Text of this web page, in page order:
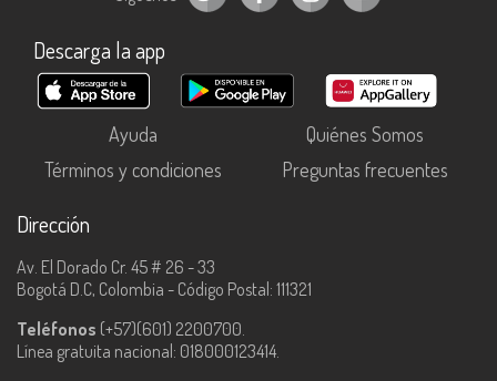
Descarga la app
Ayuda
Quiénes Somos
Términos y condiciones
Preguntas frecuentes
Dirección
Av. El Dorado Cr. 45 # 26 - 33
Bogotá D.C, Colombia - Código Postal: 111321
Teléfonos (+57)(601) 2200700.
Línea gratuita nacional: 018000123414.